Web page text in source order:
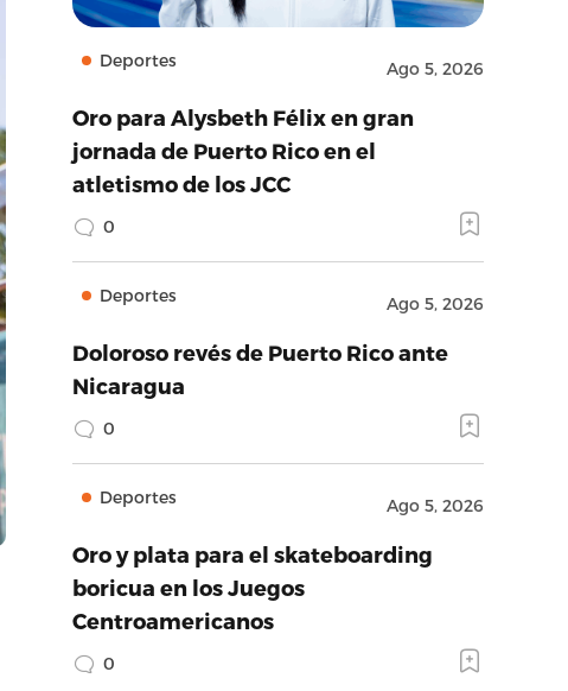
Deportes Ago 5, 2026
Oro para Alysbeth Félix en gran
jornada de Puerto Rico en el
atletismo de los JCC
0
Deportes Ago 5, 2026
Doloroso revés de Puerto Rico ante
Nicaragua
0
Deportes Ago 5, 2026
Oro y plata para el skateboarding
boricua en los Juegos
Centroamericanos
0